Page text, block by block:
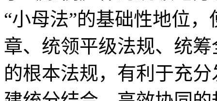
“小母法”的基础性地位
章、统领平级法规、统
的根本法规，有利于充